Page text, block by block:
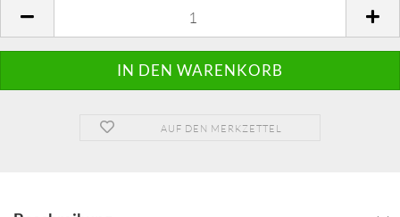
AUF DEN MERKZETTEL